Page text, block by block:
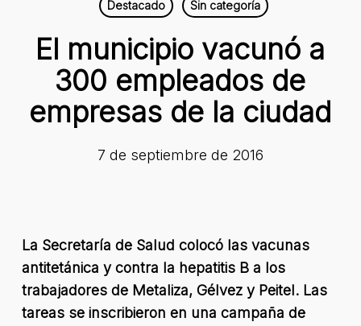
Destacado Sin categoría
El municipio vacunó a
300 empleados de
empresas de la ciudad
7 de septiembre de 2016
La Secretaría de Salud colocó las vacunas
antitetánica y contra la hepatitis B a los
trabajadores de Metaliza, Gélvez y Peitel. Las
tareas se inscribieron en una campaña de